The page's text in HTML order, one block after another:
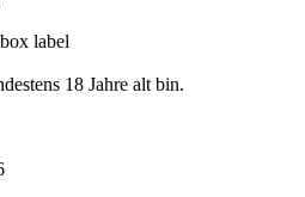
label
18 Jahre alt bin.